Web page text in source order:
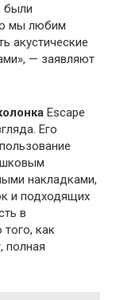
были
мы любим
акустические
— заявляют
Escape
Его
накладками,
и подходящих
в
как
полная